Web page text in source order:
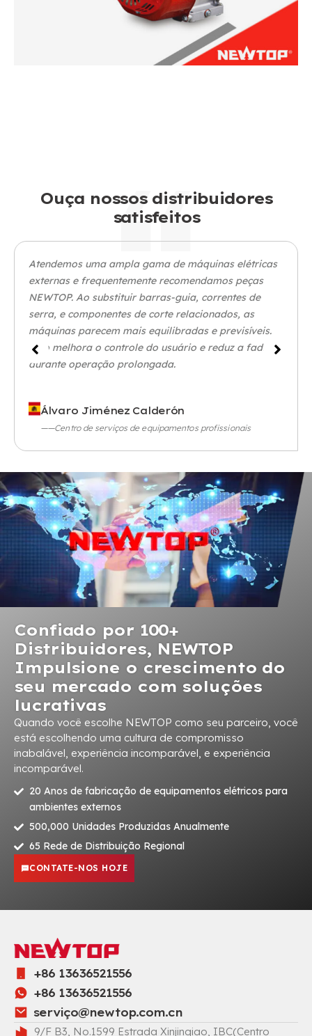
Ouça nossos distribuidores
satisfeitos
Atendemos uma ampla gama de máquinas elétricas
externas e frequentemente recomendamos peças
NEWTOP. Ao substituir barras-guia, correntes de
serra, e componentes de corte relacionados, as
máquinas parecem mais equilibradas e previsíveis.
Isso melhora o controle do usuário e reduz a fadiga
durante operação prolongada.
Álvaro Jiménez Calderón
——Centro de serviços de equipamentos profissionais
Confiado por 100+
Distribuidores, NEWTOP
Impulsione o crescimento do
seu mercado com soluções
lucrativas
Quando você escolhe NEWTOP como seu parceiro, você
está escolhendo uma cultura de compromisso
inabalável, experiência incomparável, e experiência
incomparável.
20 Anos de fabricação de equipamentos elétricos para
ambientes externos
500,000 Unidades Produzidas Anualmente
65 Rede de Distribuição Regional
CONTATE-NOS HOJE
+86 13636521556
+86 13636521556
serviço@newtop.com.cn
9/F B3, No.1599 Estrada Xinjinqiao, IBC(Centro